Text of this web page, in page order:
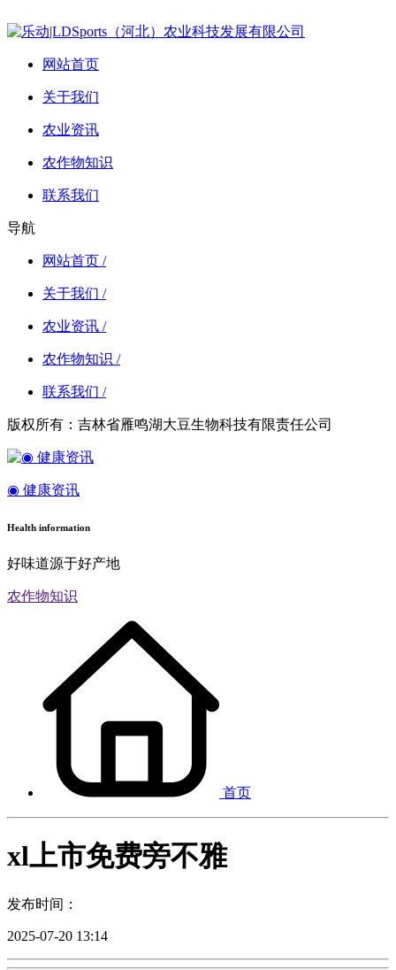
网站首页
关于我们
农业资讯
农作物知识
联系我们
导航
网站首页 /
关于我们 /
农业资讯 /
农作物知识 /
联系我们 /
版权所有：吉林省雁鸣湖大豆生物科技有限责任公司
◉ 健康资讯
Health information
好味道源于好产地
农作物知识
首页
xl上市免费旁不雅
发布时间：
2025-07-20 13:14